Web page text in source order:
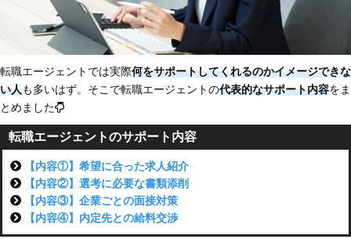
転職エージェントでは実際何をサポートしてくれるのかイメージできな
い人も多いはず。そこで転職エージェントの代表的なサポート内容をま
とめました
転職エージェントのサポート内容
【内容①】希望に合った求人紹介
【内容②】選考に必要な書類添削
【内容③】企業ごとの面接対策
【内容④】内定先との給料交渉